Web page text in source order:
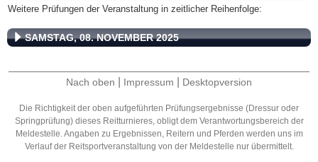
Weitere Prüfungen der Veranstaltung in zeitlicher Reihenfolge:
SAMSTAG, 08. NOVEMBER 2025
Nach oben Impressum Desktopversion
Die Richtigkeit der oben aufgeführten Prüfungsergebnisse (Dressur oder
Springprüfung) dieses Reitturnieres, obligt dem Verantwortungsbereich der
Meldestelle. Angaben zu Ergebnissen, Reitern und Pferden werden uns im
Verlauf der Reitsportveranstaltung von der Meldestelle nur übermittelt.